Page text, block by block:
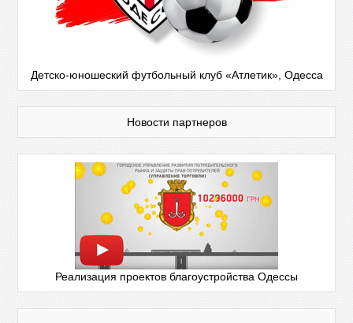
Детско-юношеский футбольный клуб «Атлетик», Одесса
Новости партнеров
Реализация проектов благоустройства Одессы